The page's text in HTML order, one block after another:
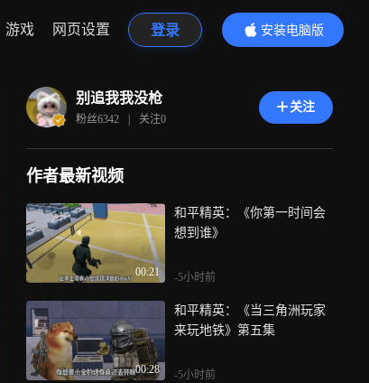
游戏 网页设置 登录
安装电脑版
内容更精彩
别追我我没枪
粉丝6342 | 关注0
关注
作者最新视频
00:21
和平精英：《你第一时间会
想到谁》
-5小时前
00:28
和平精英：《当三角洲玩家
来玩地铁》第五集
-5小时前